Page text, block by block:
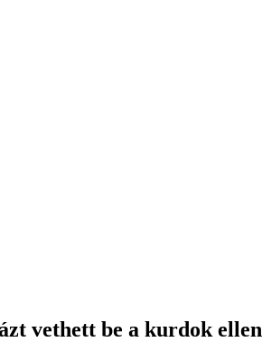
vethett be a kurdok ellen